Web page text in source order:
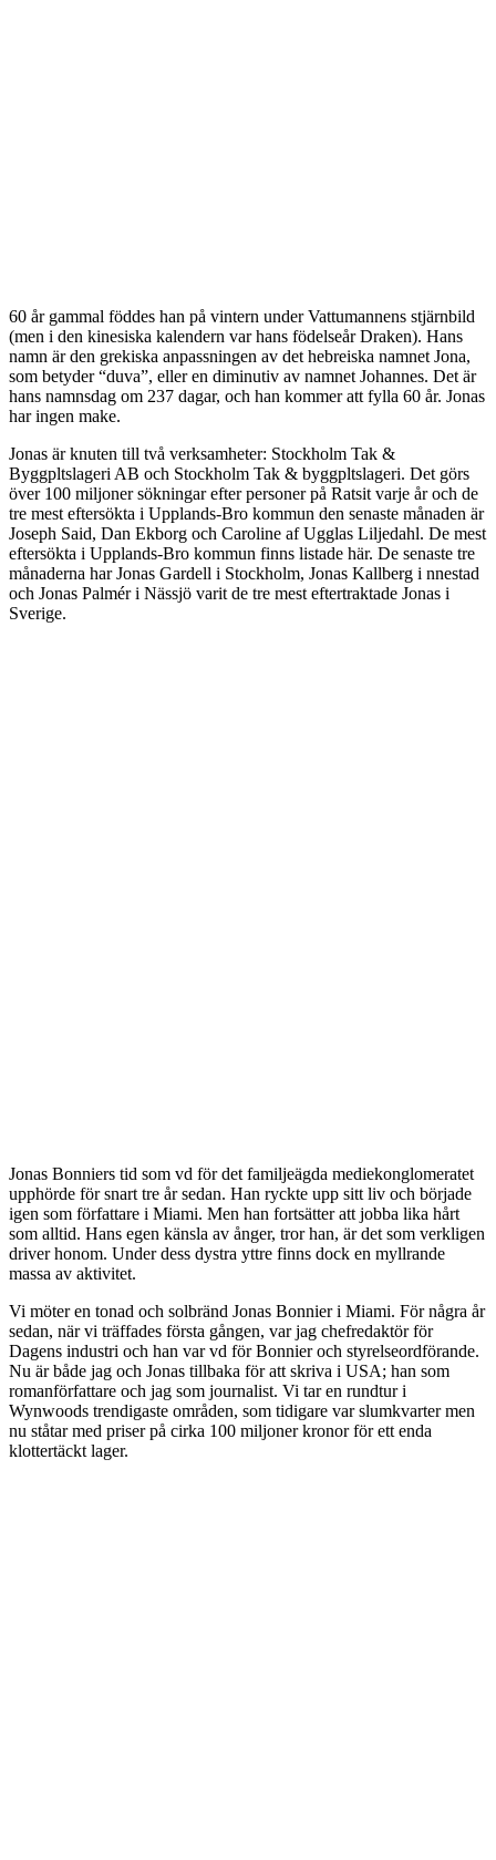
60 år gammal föddes han på vintern under Vattumannens stjärnbild
(men i den kinesiska kalendern var hans födelseår Draken). Hans
namn är den grekiska anpassningen av det hebreiska namnet Jona,
som betyder “duva”, eller en diminutiv av namnet Johannes. Det är
hans namnsdag om 237 dagar, och han kommer att fylla 60 år. Jonas
har ingen make.
Jonas är knuten till två verksamheter: Stockholm Tak &
Byggpltslageri AB och Stockholm Tak & byggpltslageri. Det görs
över 100 miljoner sökningar efter personer på Ratsit varje år och de
tre mest eftersökta i Upplands-Bro kommun den senaste månaden är
Joseph Said, Dan Ekborg och Caroline af Ugglas Liljedahl. De mest
eftersökta i Upplands-Bro kommun finns listade här. De senaste tre
månaderna har Jonas Gardell i Stockholm, Jonas Kallberg i nnestad
och Jonas Palmér i Nässjö varit de tre mest eftertraktade Jonas i
Sverige.
Jonas Bonniers tid som vd för det familjeägda mediekonglomeratet
upphörde för snart tre år sedan. Han ryckte upp sitt liv och började
igen som författare i Miami. Men han fortsätter att jobba lika hårt
som alltid. Hans egen känsla av ånger, tror han, är det som verkligen
driver honom. Under dess dystra yttre finns dock en myllrande
massa av aktivitet.
Vi möter en tonad och solbränd Jonas Bonnier i Miami. För några år
sedan, när vi träffades första gången, var jag chefredaktör för
Dagens industri och han var vd för Bonnier och styrelseordförande.
Nu är både jag och Jonas tillbaka för att skriva i USA; han som
romanförfattare och jag som journalist. Vi tar en rundtur i
Wynwoods trendigaste områden, som tidigare var slumkvarter men
nu ståtar med priser på cirka 100 miljoner kronor för ett enda
klottertäckt lager.